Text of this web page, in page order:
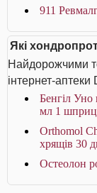
911
Які
Найдорожчими
інтернет-аптеки
Бенгіл Уно
мл 1 шприц
Orthomol
хрящів 30
Остеолон